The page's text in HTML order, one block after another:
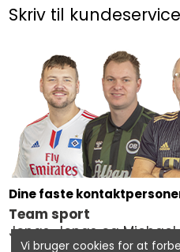
Skriv til
Dine faste
Team sport
Jonas, Jonas og Michael
Vi bruger cookies for at